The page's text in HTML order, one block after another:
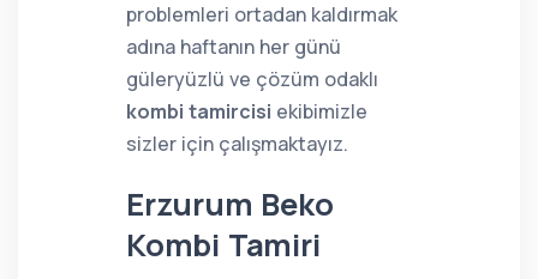
problemleri ortadan kaldırmak
adına haftanın her günü
güleryüzlü ve çözüm odaklı
kombi tamircisi ekibimizle
sizler için çalışmaktayız.
Erzurum Beko
Kombi Tamiri